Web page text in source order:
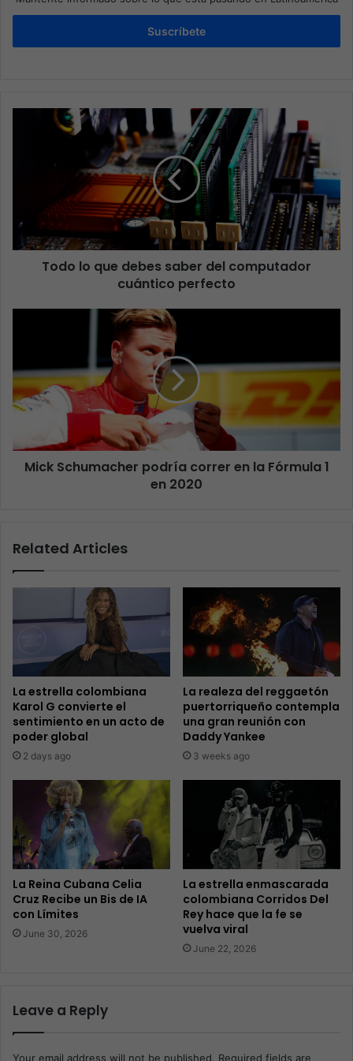
Suscríbete
Todo lo que debes saber del computador
cuántico perfecto
Mick Schumacher podría correr en la Fórmula 1
en 2020
Related Articles
La estrella colombiana
Karol G convierte el
sentimiento en un acto de
poder global
2 days ago
La realeza del reggaetón
puertorriqueño contempla
una gran reunión con
Daddy Yankee
3 weeks ago
La Reina Cubana Celia
Cruz Recibe un Bis de IA
con Límites
June 30, 2026
La estrella enmascarada
colombiana Corridos Del
Rey hace que la fe se
vuelva viral
June 22, 2026
Leave a Reply
Your email address will not be published. Required fields are